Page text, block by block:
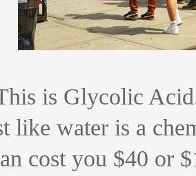
is Glycolic
like water is a
cost you $40 or